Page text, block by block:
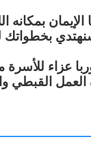
بمكانه
بخطواتك
عزاء للأسرة
العمل القبطي